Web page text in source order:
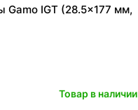
IGT (28.5x177 мм,
Товар в наличии